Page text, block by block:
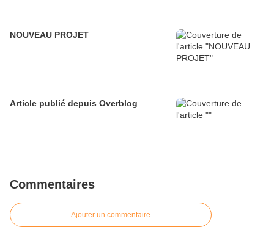
NOUVEAU PROJET
Article publié depuis Overblog
Commentaires
Ajouter un commentaire